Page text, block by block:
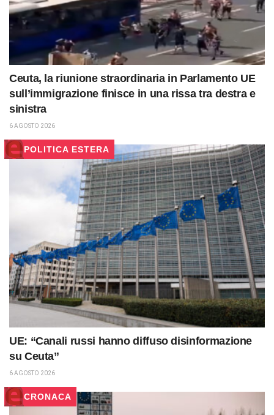
Ceuta, la riunione straordinaria in Parlamento UE
sull’immigrazione finisce in una rissa tra destra e
sinistra
6 AGOSTO 2026
POLITICA ESTERA
UE: “Canali russi hanno diffuso disinformazione
su Ceuta”
6 AGOSTO 2026
CRONACA